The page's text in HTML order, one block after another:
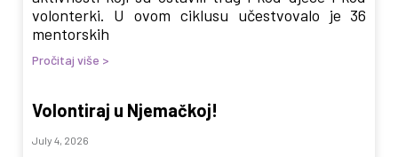
volonterki. U ovom ciklusu učestvovalo je 36
mentorskih
Pročitaj više >
Volontiraj u Njemačkoj!
July 4, 2026